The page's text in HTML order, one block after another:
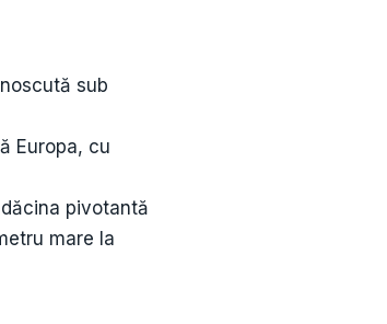
sub
Europa, cu
pivotantă
mare la